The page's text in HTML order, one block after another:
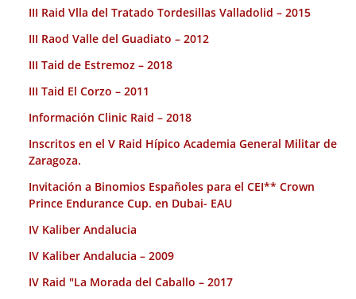
III Raid Vlla del Tratado Tordesillas Valladolid – 2015
III Raod Valle del Guadiato – 2012
III Taid de Estremoz – 2018
III Taid El Corzo – 2011
Información Clinic Raid – 2018
Inscritos en el V Raid Hípico Academia General Militar de
Zaragoza.
Invitación a Binomios Españoles para el CEI** Crown
Prince Endurance Cup. en Dubai- EAU
IV Kaliber Andalucia
IV Kaliber Andalucia – 2009
IV Raid "La Morada del Caballo – 2017